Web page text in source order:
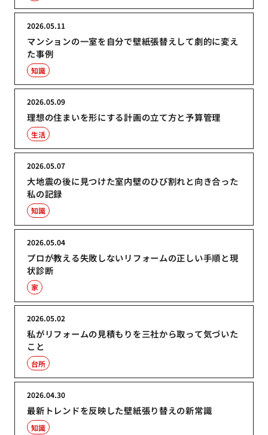
マンションの一室を自分で壁紙張替えして劇的に変え
た事例
2026.05.11
知識
理想の住まいを形にする計画の立て方と予算管理
2026.05.09
生活
大地震の後に見つけた室内壁のひび割れと向き合った
私の記録
2026.05.07
知識
プロが教える失敗しないリフォームの正しい手順と現
状診断
2026.05.04
家
私がリフォームの見積もりを三社から取って気づいた
こと
2026.05.02
台所
最新トレンドを反映した壁紙張り替えの新常識
2026.04.30
知識